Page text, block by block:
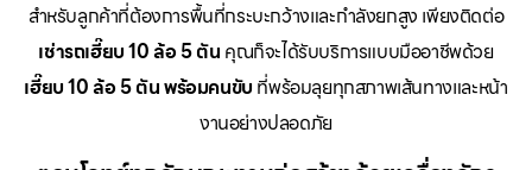
สำหรับลูกค้าที่ต้องการพื้นที่กระบะกว้างและกำลังยกสูง เพียงติดต่อ
เช่ารถเฮี๊ยบ 10 ล้อ 5 ตัน คุณก็จะได้รับบริการแบบมืออาชีพด้วย
เฮี๊ยบ 10 ล้อ 5 ตัน พร้อมคนขับ ที่พร้อมลุยทุกสภาพเส้นทางและหน้า
งานอย่างปลอดภัย